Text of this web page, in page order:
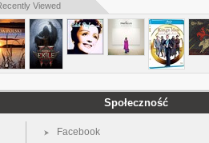
Viewed
Społeczność
Facebook